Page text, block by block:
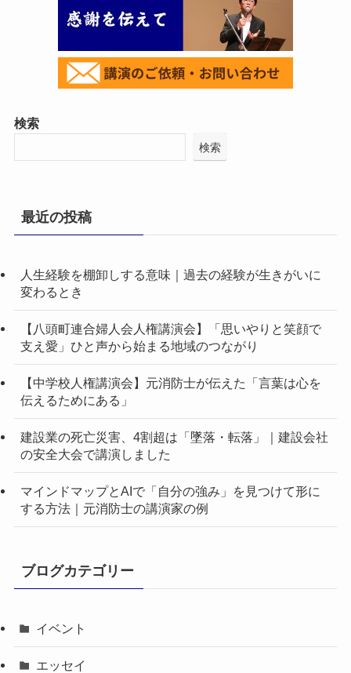
検索
検索
最近の投稿
人生経験を棚卸しする意味｜過去の経験が生きがいに
変わるとき
【八頭町連合婦人会人権講演会】「思いやりと笑顔で
支え愛」ひと声から始まる地域のつながり
【中学校人権講演会】元消防士が伝えた「言葉は心を
伝えるためにある」
建設業の死亡災害、4割超は「墜落・転落」｜建設会社
の安全大会で講演しました
マインドマップとAIで「自分の強み」を見つけて形に
する方法｜元消防士の講演家の例
ブログカテゴリー
イベント
エッセイ